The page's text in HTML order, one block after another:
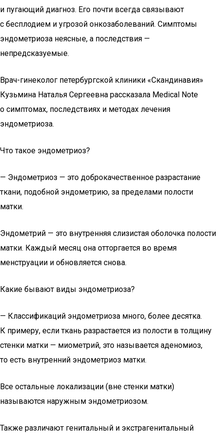
и пугающий диагноз. Его почти всегда связывают
с бесплодием и угрозой онкозаболеваний. Симптомы
эндометриоза неясные, а последствия —
непредсказуемые.
Врач-гинеколог петербургской клиники «Скандинавия»
Кузьмина Наталья Сергеевна рассказала Medical Note
о симптомах, последствиях и методах лечения
эндометриоза.
Что такое эндометриоз?
— Эндометриоз — это доброкачественное разрастание
ткани, подобной эндометрию, за пределами полости
матки.
Эндометрий — это внутренняя слизистая оболочка полости
матки. Каждый месяц она отторгается во время
менструации и обновляется снова.
Какие бывают виды эндометриоза?
— Классификаций эндометриоза много, более десятка.
К примеру, если ткань разрастается из полости в толщину
стенки матки — миометрий, это называется аденомиоз,
то есть внутренний эндометриоз матки.
Все остальные локализации (вне стенки матки)
называются наружным эндометриозом.
Также различают генитальный и экстрагенитальный